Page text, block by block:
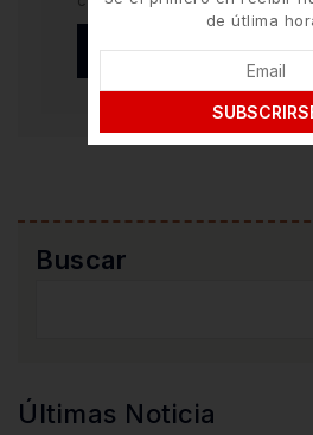
Buscar
Últimas Noticia
de útlima